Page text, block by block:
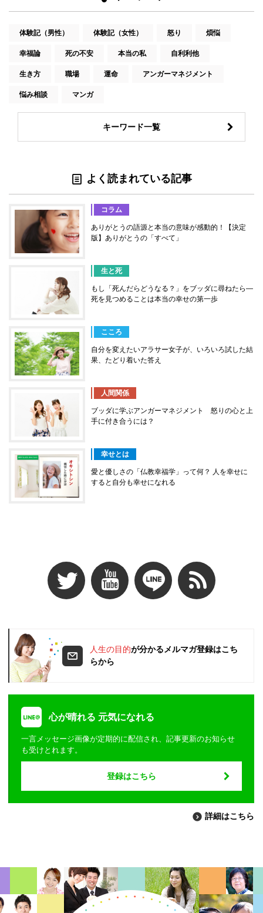
体験記（男性） 体験記（女性） 怒り 煩悩
幸福論 死の不安 本当の私 自利利他
生き方 職場 運命 アンガーマネジメント
悩み相談 マンガ
キーワード一覧
よく読まれている記事
コラム
ありがとうの語源と本当の意味が感動的！【決定
版】ありがとうの「すべて」
生と死
もし「死んだらどうなる？」をブッダに尋ねたら―
死を見つめることは本当の幸せの第一歩
こころ
自分を変えたいアラサー女子が、いろいろ試した結
果、たどり着いた答え
人間関係
ブッダに学ぶアンガーマネジメント 怒りの心と上
手に付き合うには？
幸せとは
愛と優しさの「仏教幸福学」って何？ 人を幸せに
すると自分も幸せになれる
人生の目的が分かるメルマガ登録はこち
らから
心が晴れる 元気になれる
一言メッセージ画像が定期的に配信され、記事更新のお知らせ
も受けとれます。
登録はこちら
詳細はこちら